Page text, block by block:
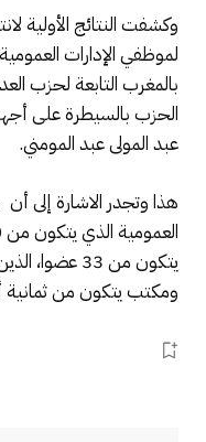
وكشفت النتائج الأولية
لموظفي الإدارات
بالمغرب التابعة لحزب
الحزب بالسيطرة على
عبد المولى عبد المومني.
هذا وتجدر الاشارة إلى
يتكون من 33
ومكتب يتكون من ثمانية